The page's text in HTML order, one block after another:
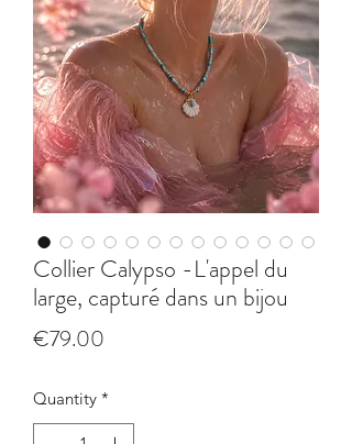
Collier Calypso -L'appel du
large, capturé dans un bijou
€79.00
Quantity *